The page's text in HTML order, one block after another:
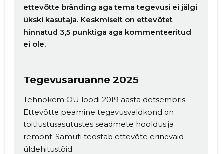
ettevõtte bränding aga tema tegevusi ei jälgi
ükski kasutaja. Keskmiselt on ettevõtet
hinnatud 3,5 punktiga aga kommenteeritud
ei ole.
Tegevusaruanne 2025
Tehnokem OÜ loodi 2019 aasta detsembris.
Ettevõtte peamine tegevusvaldkond on
toitlustusasutustes seadmete hooldus ja
remont. Samuti teostab ettevõte erinevaid
üldehitustöid.